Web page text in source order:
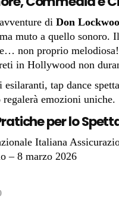
di Don
muto a quello sonoro.
non proprio
in Hollywood non
tap dance
emozioni uniche.
per lo
Italiana
– 8 marzo 2026